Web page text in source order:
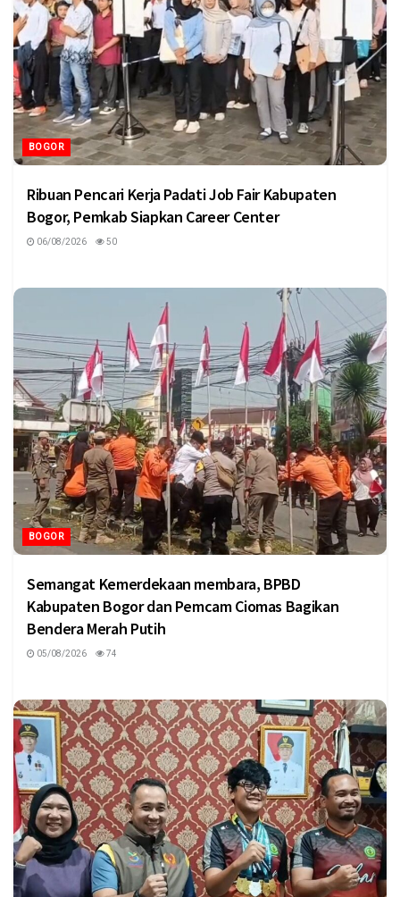
BOGOR
Ribuan Pencari Kerja Padati Job Fair Kabupaten
Bogor, Pemkab Siapkan Career Center
06/08/2026 50
BOGOR
Semangat Kemerdekaan membara, BPBD
Kabupaten Bogor dan Pemcam Ciomas Bagikan
Bendera Merah Putih
05/08/2026 74